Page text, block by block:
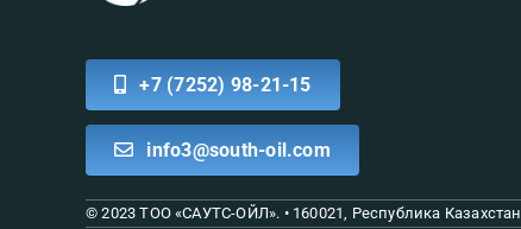
+7 (7252) 98-21-15
info3@south-oil.com
© 2023 ТОО «САУТС-ОЙЛ». • 160021, Республика Казахстан